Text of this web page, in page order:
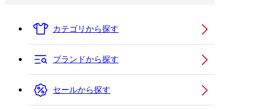
カテゴリから探す
ブランドから探す
セールから探す